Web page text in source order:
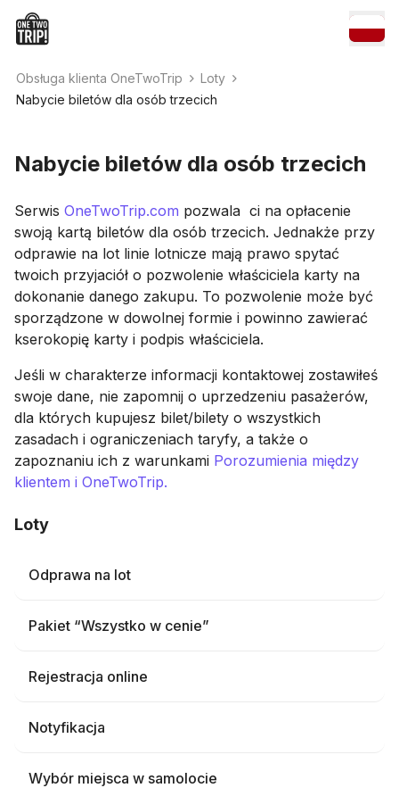
Obsługa klienta OneTwoTrip
Loty
Nabycie biletów dla osób trzecich
Nabycie biletów dla osób trzecich
Serwis OneTwoTrip.com pozwala ci na opłacenie
swoją kartą biletów dla osób trzecich. Jednakże przy
odprawie na lot linie lotnicze mają prawo spytać
twoich przyjaciół o pozwolenie właściciela karty na
dokonanie danego zakupu. To pozwolenie może być
sporządzone w dowolnej formie i powinno zawierać
kserokopię karty i podpis właściciela.
Jeśli w charakterze informacji kontaktowej zostawiłeś
swoje dane, nie zapomnij o uprzedzeniu pasażerów,
dla których kupujesz bilet/bilety o wszystkich
zasadach i ograniczeniach taryfy, a także o
zapoznaniu ich z warunkami Porozumienia między
klientem i OneTwoTrip.
Loty
Odprawa na lot
Pakiet “Wszystko w cenie”
Rejestracja online
Notyfikacja
Wybór miejsca w samolocie